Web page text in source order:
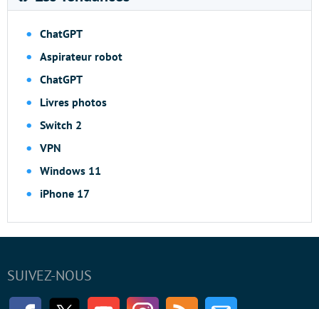
ChatGPT
Aspirateur robot
ChatGPT
Livres photos
Switch 2
VPN
Windows 11
iPhone 17
SUIVEZ-NOUS
FacebookTwitter Youtube InstagramRSS Newsletter